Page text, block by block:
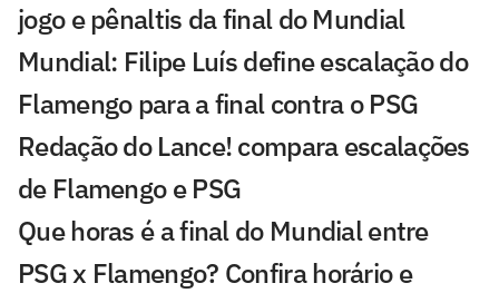
jogo e pênaltis da final do Mundial
Mundial: Filipe Luís define escalação do
Flamengo para a final contra o PSG
Redação do Lance! compara escalações
de Flamengo e PSG
Que horas é a final do Mundial entre
PSG x Flamengo? Confira horário e